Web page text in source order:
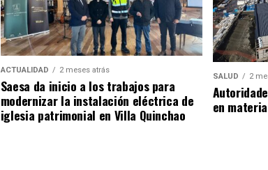
ACTUALIDAD 2 meses atrás
Saesa da inicio a los trabajos para
modernizar la instalación eléctrica de
iglesia patrimonial en Villa Quinchao
SALUD 2
en